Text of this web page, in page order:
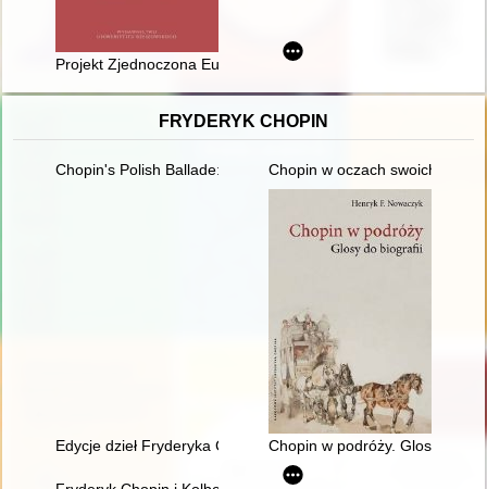
Projekt Zjednoczona Europa : działalność Józefa Hieronima
FRYDERYK CHOPIN
Chopin's Polish Ballade: Op. 38 as Narrative of National
Chopin w oczach swoich
Edycje dzieł Fryderyka Chopina w warszawskiej oficynie
Chopin w podróży. Glosy do